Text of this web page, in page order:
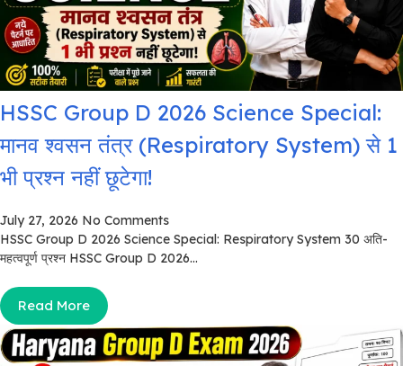
HSSC Group D 2026 Science Special:
मानव श्वसन तंत्र (Respiratory System) से 1
भी प्रश्न नहीं छूटेगा!
July 27, 2026 No Comments
HSSC Group D 2026 Science Special: Respiratory System 30 अति-
महत्वपूर्ण प्रश्न HSSC Group D 2026...
Read More